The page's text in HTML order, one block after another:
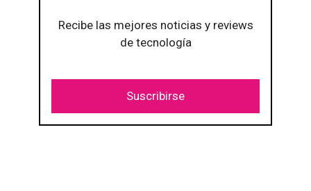
Recibe las mejores noticias y reviews
de tecnología
Suscribirse